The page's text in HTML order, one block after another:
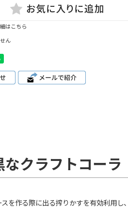
はこちら
ん
なクラフトコーラ
を作る際に出る搾りかすを有効利用し